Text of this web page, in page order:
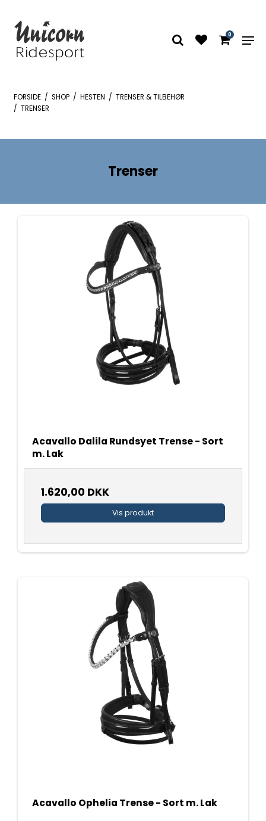
0
FORSIDE / SHOP / HESTEN / TRENSER & TILBEHØR
/ TRENSER
Trenser
Acavallo Dalila Rundsyet Trense - Sort
m. Lak
1.620,00 DKK
Vis produkt
Acavallo Ophelia Trense - Sort m. Lak